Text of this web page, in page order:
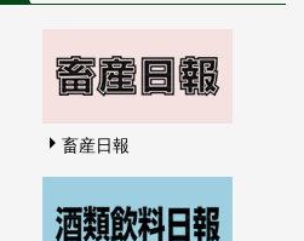
畜産日報